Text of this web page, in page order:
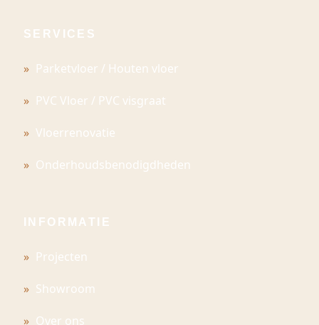
SERVICES
Parketvloer / Houten vloer
PVC Vloer / PVC visgraat
Vloerrenovatie
Onderhoudsbenodigdheden
INFORMATIE
Projecten
Showroom
Over ons